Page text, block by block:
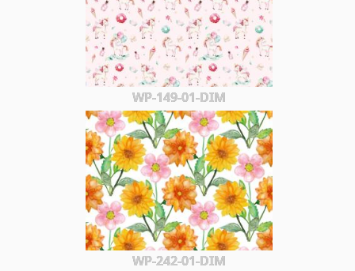
WP-149-01-DIM
WP-242-01-DIM